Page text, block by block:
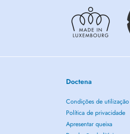
de foot, de ski ..) dans le
causées par des
Doctena
Condições de utilização
Política de privacidade
Apresentar queixa